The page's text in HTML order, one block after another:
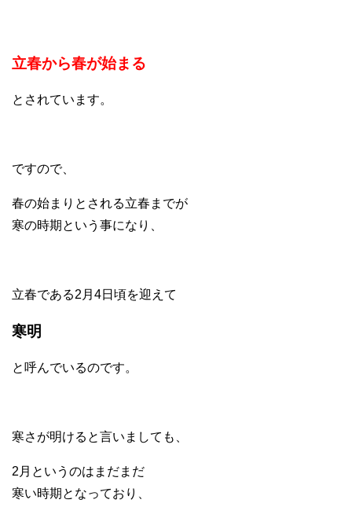
立春から春が始まる
とされています。
ですので、
春の始まりとされる立春までが
寒の時期という事になり、
立春である2月4日頃を迎えて
寒明
と呼んでいるのです。
寒さが明けると言いましても、
2月というのはまだまだ
寒い時期となっており、